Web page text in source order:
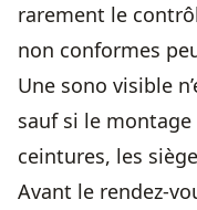
rarement le
non conformes
Une sono visible
sauf si le
ceintures, les
Avant le rendez-